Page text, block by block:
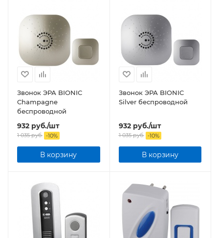
Звонок ЭРА BIONIC
Champagne
беспроводной
932 руб./шт
1 035руб. -10%
В корзину
Звонок ЭРА BIONIC
Silver беспроводной
932руб./шт
1 035руб. -10%
В корзину